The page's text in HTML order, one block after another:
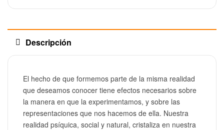
Descripción
El hecho de que formemos parte de la misma realidad
que deseamos conocer tiene efectos necesarios sobre
la manera en que la experimentamos, y sobre las
representaciones que nos hacemos de ella. Nuestra
realidad psíquica, social y natural, cristaliza en nuestra